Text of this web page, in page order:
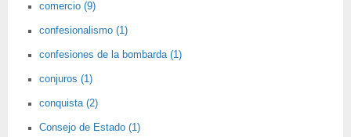
comercio (9)
confesionalismo (1)
confesiones de la bombarda (1)
conjuros (1)
conquista (2)
Consejo de Estado (1)